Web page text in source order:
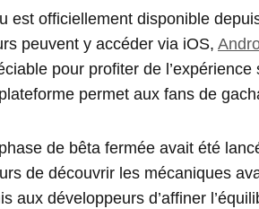
est officiellement disponible
peuvent y accéder via iOS,
pour profiter de
permet aux fans de
de bêta fermée avait été
de découvrir les mécaniques
aux développeurs d’affiner